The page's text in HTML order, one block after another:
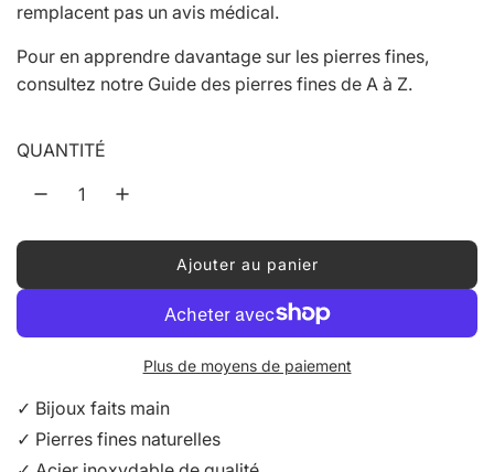
remplacent pas un avis médical.
Pour en apprendre davantage sur les pierres fines,
consultez notre Guide des pierres fines de A à Z.
QUANTITÉ
Ajouter au panier
C
a
g
Plus de moyens de paiement
✓ Bijoux faits main
✓ Pierres fines naturelles